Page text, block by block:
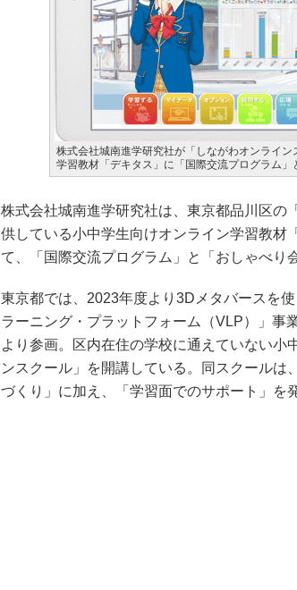
株式会社城南進学研究社が「しながわオンライ
学習教材「デキタス」に「国際交流プログラム」
株式会社城南進学研究社は、東京都品川区の
供している小中学生向けオンライン学習教材
て、「国際交流プログラム」と「おしゃべり
東京都では、2023年度より3Dメタバースを
ラーニング・プラットフォーム（VLP）」事
より参画。区内在住の学校に通えていない小
ンスクール」を開講している。同スクールは
づくり」に加え、「学習面でのサポート」を